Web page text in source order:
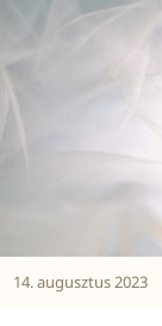
14. augusztus 2023